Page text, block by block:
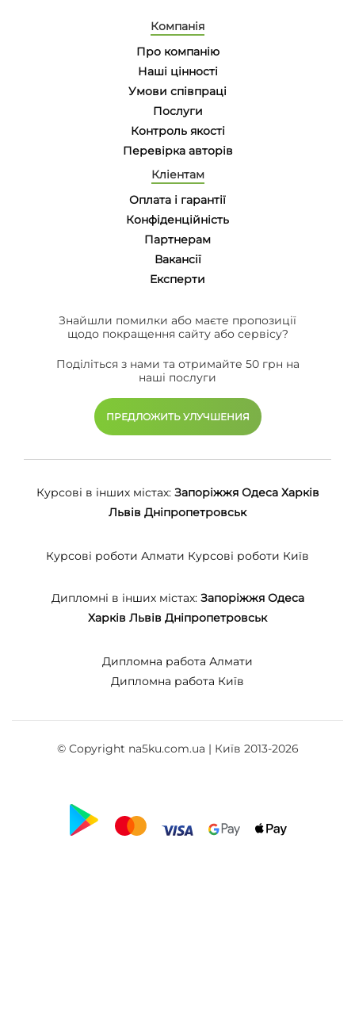
Компанія
Про компанію
Наші цінності
Умови співпраці
Послуги
Контроль якості
Перевірка авторів
Кліентам
Оплата і гарантії
Конфіденційність
Партнерам
Вакансії
Eксперти
Знайшли помилки або маєте пропозиції
щодо покращення сайту або сервісу?
Поділіться з нами та отримайте 50 грн на
наші послуги
ПРЕДЛОЖИТЬ УЛУЧШЕНИЯ
Курсові в інших містах: Запоріжжя Одеса Харків
Львів Дніпропетровськ
Курсові роботи Алмати Курсові роботи Київ
Дипломні в інших містах: Запоріжжя Одеса
Харків Львів Дніпропетровськ
Дипломна работа Алмати
Дипломна работа Київ
© Copyright na5ku.com.ua | Київ 2013-2026